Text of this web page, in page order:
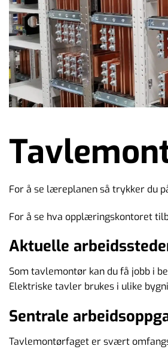
For å se læreplanen så trykker du
For å se hva opplæringskontoret
Aktuelle
Som tavlemontør kan du få jobb i
Elektriske tavler brukes i ulike
Sentrale
Tavlemontørfaget er svært